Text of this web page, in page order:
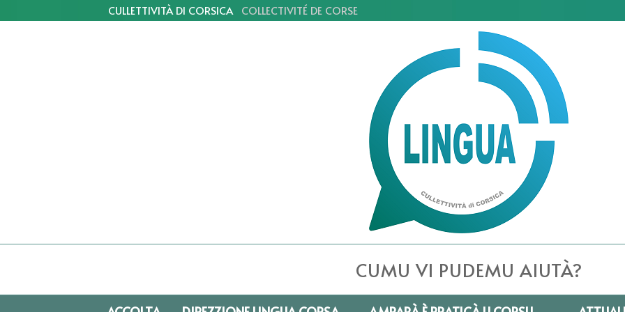
CULLETTIVITÀ DI CORSICA COLLECTIVITÉ DE CORSE
CUMU VI PUDEMU AIUTÀ?